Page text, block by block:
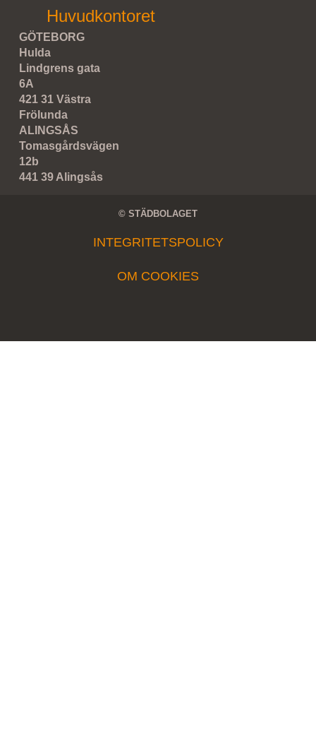
Huvudkontoret
GÖTEBORG
Hulda
Lindgrens gata
6A
421 31 Västra
Frölunda
ALINGSÅS
Tomasgårdsvägen
12b
441 39 Alingsås
© STÄDBOLAGET
INTEGRITETSPOLICY
OM COOKIES